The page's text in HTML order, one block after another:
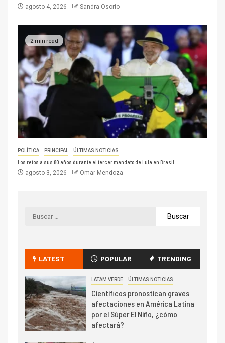
agosto 4, 2026 Sandra Osorio
2 min read
POLÍTICA PRINCIPAL ÚLTIMAS NOTICIAS
Los retos a sus 80 años durante el tercer mandato de Lula en Brasil
agosto 3, 2026 Omar Mendoza
LATEST POPULAR TRENDING
LATAM VERDE ÚLTIMAS NOTICIAS
Científicos pronostican graves
afectaciones en América Latina
por el Súper El Niño, ¿cómo
afectará?